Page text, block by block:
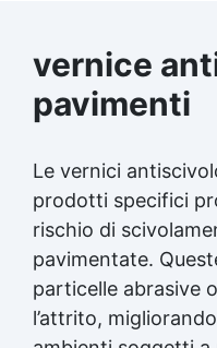
vernice
pavimenti
Le vernici
prodotti specifici
rischio di
pavimentate.
particelle abrasive
l’attrito,